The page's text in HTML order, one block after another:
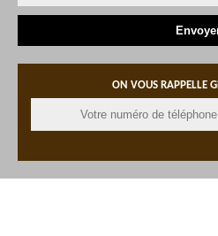
ON VOUS RAPPELLE